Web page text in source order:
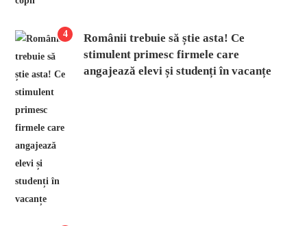
4
Românii trebuie să știe asta! Ce
stimulent primesc firmele care
angajează elevi și studenți în vacanțe